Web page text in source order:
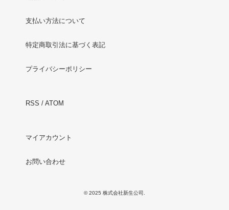
支払い方法について
特定商取引法に基づく表記
プライバシーポリシー
RSS / ATOM
マイアカウント
お問い合わせ
© 2025 株式会社新生公司.